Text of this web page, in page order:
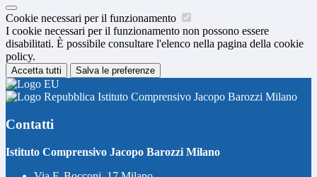
Cookie necessari per il funzionamento
I cookie necessari per il funzionamento non possono essere
disabilitati. È possibile consultare l'elenco nella pagina della cookie
policy.
Accetta tutti Salva le preferenze
Istituto Comprensivo Jacopo Barozzi Milano
Contatti
Istituto Comprensivo Jacopo Barozzi Milano